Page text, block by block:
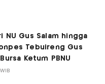
NU Gus Salam hingga
Tebuireng Gus
Ketum PBNU